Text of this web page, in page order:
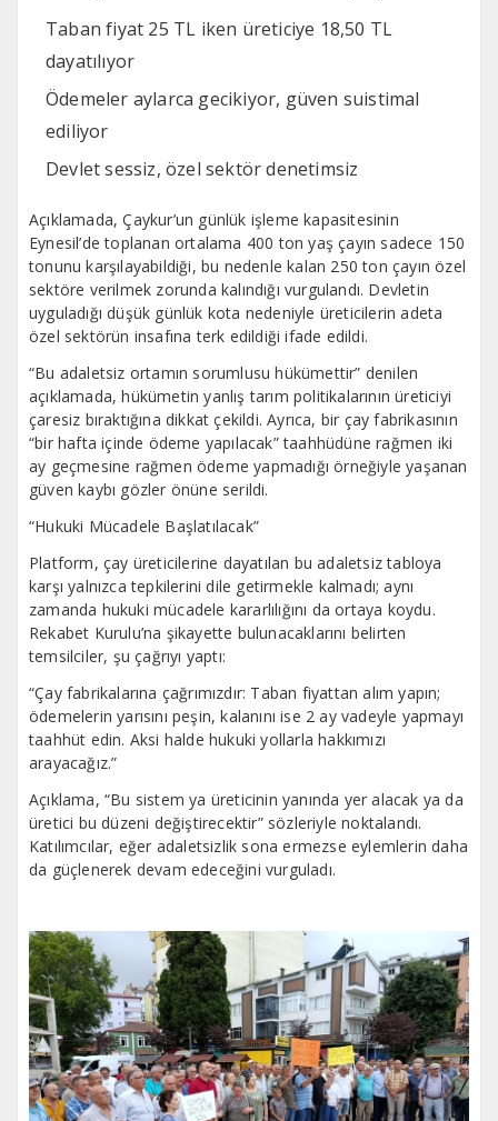
Taban fiyat 25 TL iken üreticiye 18,50 TL
dayatılıyor
Ödemeler aylarca gecikiyor, güven suistimal
ediliyor
Devlet sessiz, özel sektör denetimsiz
Açıklamada, Çaykur’un günlük işleme kapasitesinin
Eynesil’de toplanan ortalama 400 ton yaş çayın sadece 150
tonunu karşılayabildiği, bu nedenle kalan 250 ton çayın özel
sektöre verilmek zorunda kalındığı vurgulandı. Devletin
uyguladığı düşük günlük kota nedeniyle üreticilerin adeta
özel sektörün insafına terk edildiği ifade edildi.
“Bu adaletsiz ortamın sorumlusu hükümettir” denilen
açıklamada, hükümetin yanlış tarım politikalarının üreticiyi
çaresiz bıraktığına dikkat çekildi. Ayrıca, bir çay fabrikasının
“bir hafta içinde ödeme yapılacak” taahhüdüne rağmen iki
ay geçmesine rağmen ödeme yapmadığı örneğiyle yaşanan
güven kaybı gözler önüne serildi.
“Hukuki Mücadele Başlatılacak”
Platform, çay üreticilerine dayatılan bu adaletsiz tabloya
karşı yalnızca tepkilerini dile getirmekle kalmadı; aynı
zamanda hukuki mücadele kararlılığını da ortaya koydu.
Rekabet Kurulu’na şikayette bulunacaklarını belirten
temsilciler, şu çağrıyı yaptı:
“Çay fabrikalarına çağrımızdır: Taban fiyattan alım yapın;
ödemelerin yarısını peşin, kalanını ise 2 ay vadeyle yapmayı
taahhüt edin. Aksi halde hukuki yollarla hakkımızı
arayacağız.”
Açıklama, “Bu sistem ya üreticinin yanında yer alacak ya da
üretici bu düzeni değiştirecektir” sözleriyle noktalandı.
Katılımcılar, eğer adaletsizlik sona ermezse eylemlerin daha
da güçlenerek devam edeceğini vurguladı.